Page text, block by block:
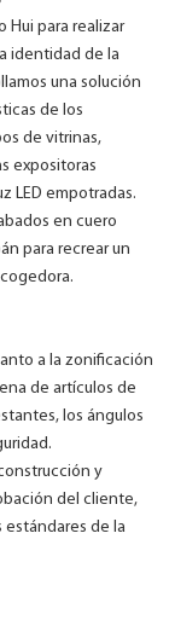
Hui para realizar
identidad de la
una solución
de los
de vitrinas,
expositoras
LED empotradas.
en cuero
para recrear un
a la zonificación
de artículos de
los ángulos
y
del cliente,
de la